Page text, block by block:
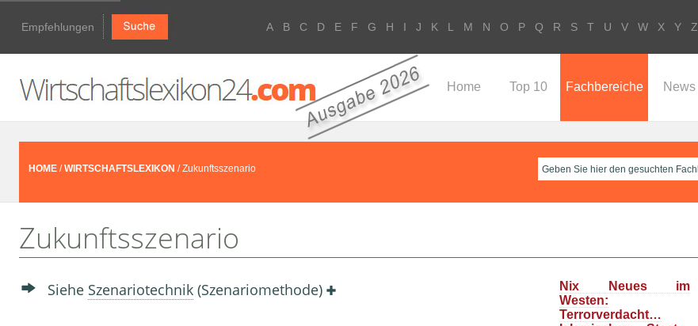
Empfehlungen A B C D E F G H I J K L M N O P Q R S T U V W X Y Z
Home Top 10 Fachbereiche News
HOME /WIRTSCHAFTSLEXIKON / Zukunftsszenario
Zukunftsszenario
Siehe Szenariotechnik (Szenariomethode)
Nix Neues im
Westen:
Terrorverdacht…